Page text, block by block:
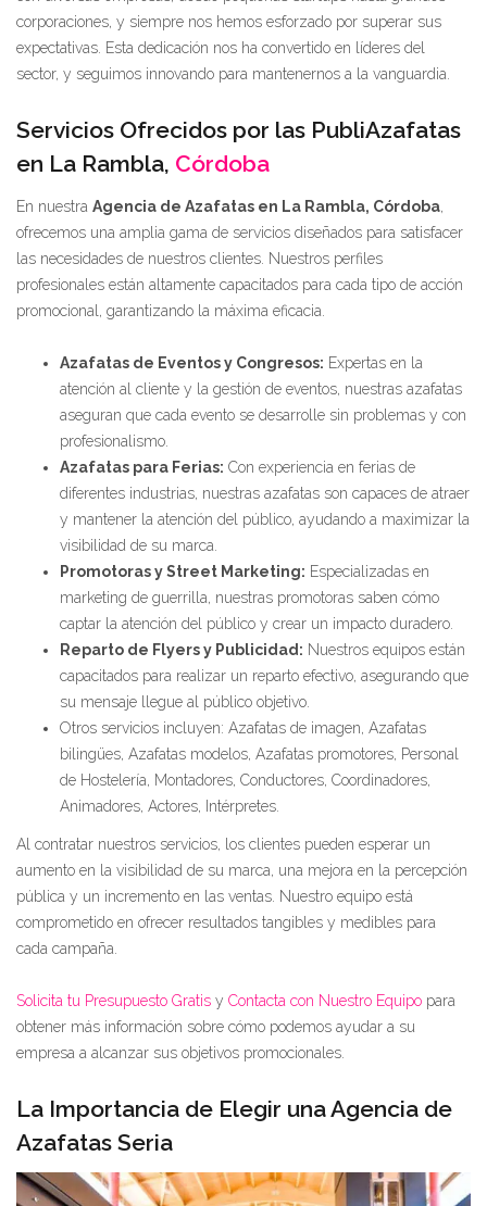
corporaciones, y siempre nos hemos esforzado por superar sus
expectativas. Esta dedicación nos ha convertido en líderes del
sector, y seguimos innovando para mantenernos a la vanguardia.
Servicios Ofrecidos por las PubliAzafatas
en La Rambla, Córdoba
En nuestra Agencia de Azafatas en La Rambla, Córdoba
ofrecemos una amplia gama de servicios diseñados para satisfacer
las necesidades de nuestros clientes. Nuestros perfiles
profesionales están altamente capacitados para cada tipo de acción
promocional, garantizando la máxima eficacia.
Azafatas de Eventos y Congresos: Expertas en la
atención al cliente y la gestión de eventos, nuestras azafatas
aseguran que cada evento se desarrolle sin problemas y con
profesionalismo.
Azafatas para Ferias: Con experiencia en ferias de
diferentes industrias, nuestras azafatas son capaces de atraer
y mantener la atención del público, ayudando a maximizar la
visibilidad de su marca.
Promotoras y Street Marketing: Especializadas en
marketing de guerrilla, nuestras promotoras saben cómo
captar la atención del público y crear un impacto duradero.
Reparto de Flyers y Publicidad: Nuestros equipos están
capacitados para realizar un reparto efectivo, asegurando que
su mensaje llegue al público objetivo.
Otros servicios incluyen: Azafatas de imagen, Azafatas
bilingües, Azafatas modelos, Azafatas promotores, Personal
de Hostelería, Montadores, Conductores, Coordinadores,
Animadores, Actores, Intérpretes.
Al contratar nuestros servicios, los clientes pueden esperar un
aumento en la visibilidad de su marca, una mejora en la percepción
pública y un incremento en las ventas. Nuestro equipo está
comprometido en ofrecer resultados tangibles y medibles para
cada campaña.
Solicita tu Presupuesto Gratis y Contacta con Nuestro Equipo para
obtener más información sobre cómo podemos ayudar a su
empresa a alcanzar sus objetivos promocionales.
La Importancia de Elegir una Agencia de
Azafatas Seria